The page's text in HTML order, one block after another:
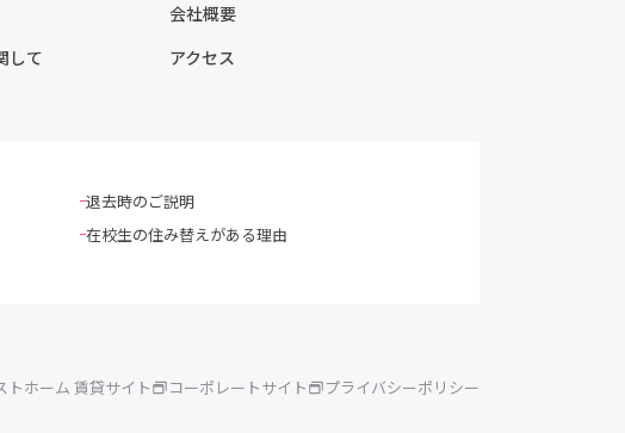
して
会社概要
アクセス
退去時のご説明
在校生の住み替えがある理由
トホーム 賃貸サイト コーポレートサイト プライバシーポリシー